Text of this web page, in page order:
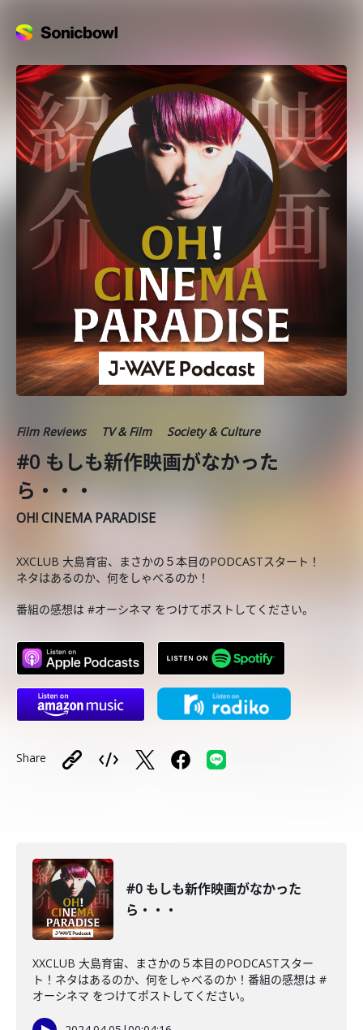
Film Reviews TV & Film Society & Culture
#0 もしも新作映画がなかった
ら・・・
OH! CINEMA PARADISE
XXCLUB 大島育宙、まさかの５本目のPODCASTスタート！
ネタはあるのか、何をしゃべるのか！
番組の感想は #オーシネマ をつけてポストしてください。
Share
#0 もしも新作映画がなかった
ら・・・
XXCLUB 大島育宙、まさかの５本目のPODCASTスター
ト！ネタはあるのか、何をしゃべるのか！番組の感想は #
オーシネマ をつけてポストしてください。